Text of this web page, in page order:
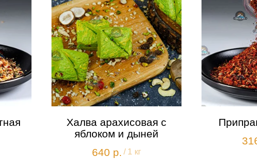
Халва арахисовая с
яблоком и дыней
640 р. / 1 кг